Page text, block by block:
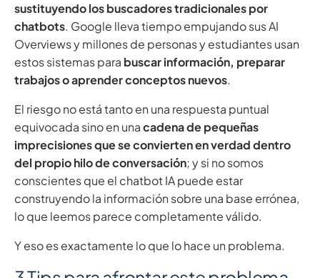
sustituyendo los buscadores tradicionales por
chatbots. Google lleva tiempo empujando sus AI
Overviews y millones de personas y estudiantes usan
estos sistemas para buscar información, preparar
trabajos o aprender conceptos nuevos.
El riesgo no está tanto en una respuesta puntual
equivocada sino en unacadena de pequeñas
imprecisiones que se convierten en verdad dentro
del propio hilo de conversación; y si no somos
conscientes que el chatbot IA puede estar
construyendo la información sobre una base errónea,
lo que leemos parece completamente válido.
Y eso es exactamente lo que lo hace un problema.